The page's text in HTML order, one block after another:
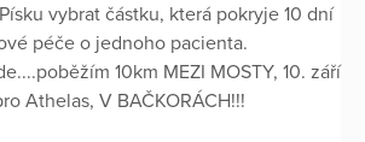
vybrat částku, která pokryje 10 dní
péče o jednoho pacienta.
10km MEZI MOSTY, 10. září
Athelas, V BAČKORÁCH!!!